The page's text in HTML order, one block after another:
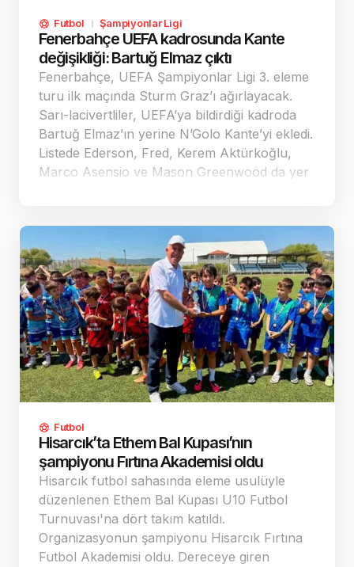
Futbol Şampiyonlar Ligi
Fenerbahçe UEFA kadrosunda Kante
değişikliği: Bartuğ Elmaz çıktı
Fenerbahçe, UEFA Şampiyonlar Ligi 3. eleme
turu ilk maçında Sturm Graz’ı ağırlayacak.
Sarı-lacivertliler, UEFA’ya bildirdiği kadroda
Bartuğ Elmaz’ın yerine N’Golo Kante’yi ekledi.
Listede Ederson, Fred, Kerem Aktürkoğlu,
Marco Asensio ve Mason Greenwood da yer
Futbol
Hisarcık’ta Ethem Bal Kupası’nın
şampiyonu Fırtına Akademisi oldu
Hisarcık futbol sahasında eleme usulüyle
düzenlenen Ethem Bal Kupası U10 Futbol
Turnuvası'na dört takım katıldı.
Organizasyonun şampiyonu Hisarcık Fırtına
Futbol Akademisi oldu. Dereceye giren